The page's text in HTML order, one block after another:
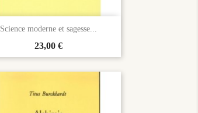
Science moderne et sagesse...
Prix
23,00 €
Aperçu rapide